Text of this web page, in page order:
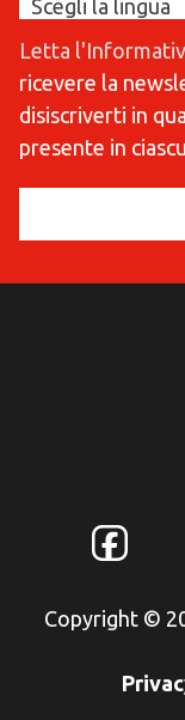
Letta
ricevere la
disiscriverti in
presente in
Copyright ©